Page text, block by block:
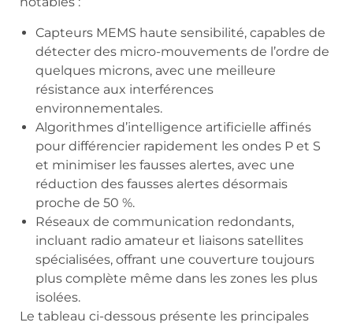
Capteurs MEMS haute sensibilité, capables de
détecter des micro-mouvements de l’ordre de
quelques microns, avec une meilleure
résistance aux interférences
environnementales.
Algorithmes d’intelligence artificielle affinés
pour différencier rapidement les ondes P et S
et minimiser les fausses alertes, avec une
réduction des fausses alertes désormais
proche de 50 %.
Réseaux de communication redondants,
incluant radio amateur et liaisons satellites
spécialisées, offrant une couverture toujours
plus complète même dans les zones les plus
isolées.
Le tableau ci-dessous présente les principales